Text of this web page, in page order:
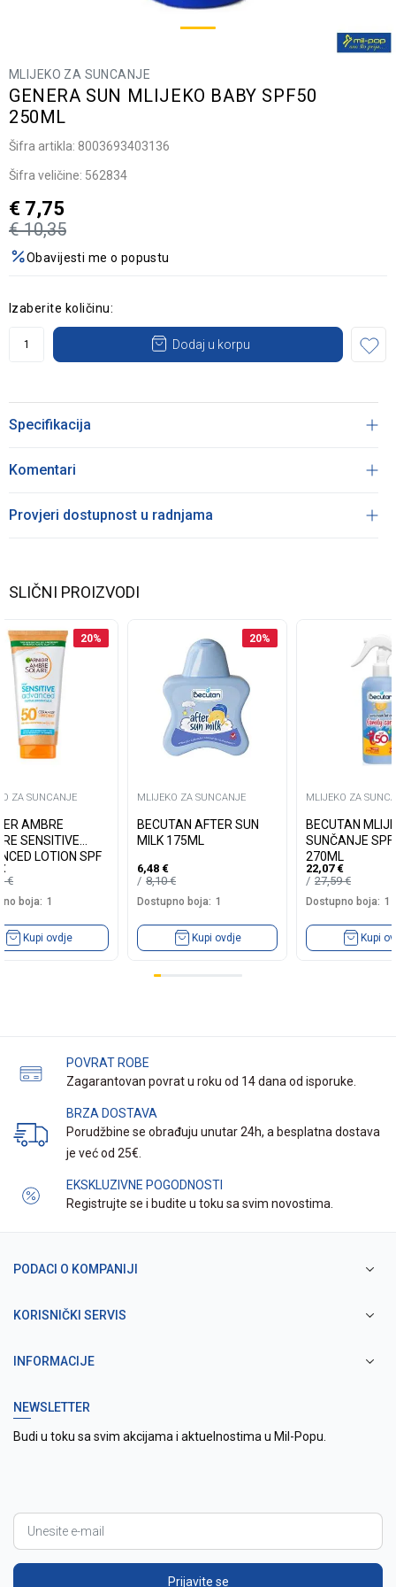
MLIJEKO ZA SUNCANJE
GENERA SUN MLIJEKO BABY SPF50
250ML
Šifra artikla: 8003693403136
Šifra veličine: 562834
€ 10,35
€ 7,75
Obavijesti me o popustu
Izaberite količinu:
Dodaj u korpu
Specifikacija
Komentari
Provjeri dostupnost u radnjama
SLIČNI PROIZVODI
20%
ZA SUNCANJE
AMBRE
SENSITIVE
LOTION SPF
ML
€
€
boja: 1
Kupi ovdje
20%
MLIJEKO ZA SUNCANJE
BECUTAN AFTER SUN
MILK 175ML
6,48 €
8,10€
Dostupno boja: 1
Kupi ovdje
MLIJEKO ZA
BECUTAN
SUNČANJE
270ML
22,07 €
27,59€
Dostupno boja: 1
Kupi
POVRAT ROBE
Zagarantovan povrat u roku od 14 dana od isporuke.
BRZA DOSTAVA
Porudžbine se obrađuju unutar 24h, a besplatna dostava
je već od 25€.
EKSKLUZIVNE POGODNOSTI
Registrujte se i budite u toku sa svim novostima.
PODACI O KOMPANIJI
KORISNIČKI SERVIS
INFORMACIJE
NEWSLETTER
Budi u toku sa svim akcijama i aktuelnostima u Mil-Popu.
Prijavite se